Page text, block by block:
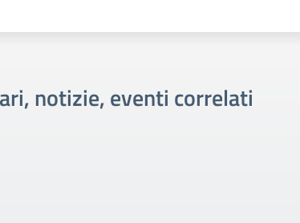
notizie, eventi correlati